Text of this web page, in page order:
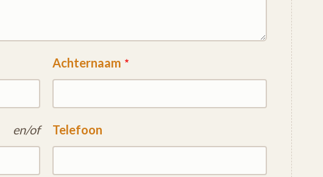
Achternaam
en/of Telefoon